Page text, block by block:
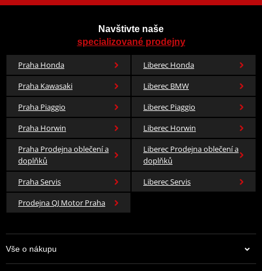
Navštivte naše
specializované prodejny
Praha Honda
Liberec Honda
Praha Kawasaki
Liberec BMW
Praha Piaggio
Liberec Piaggio
Praha Horwin
Liberec Horwin
Praha Prodejna oblečení a
doplňků
Liberec Prodejna oblečení a
doplňků
Praha Servis
Liberec Servis
Prodejna QJ Motor Praha
Vše o nákupu